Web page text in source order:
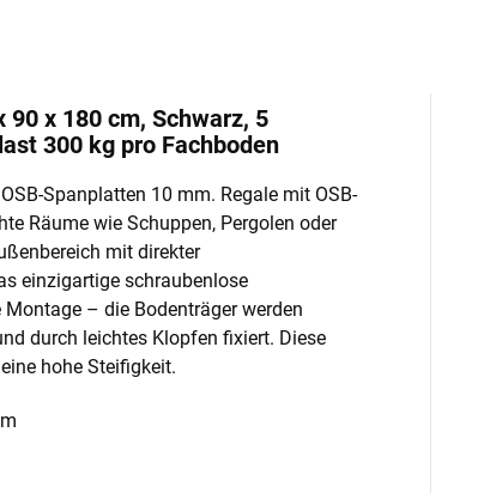
x 180 cm, Schwarz, 5
300 kg pro Fachboden
Spanplatten 10 mm. Regale mit OSB-
Räume wie Schuppen, Pergolen oder
mit direkter
einzigartige schraubenlose
– die Bodenträger werden
durch leichtes Klopfen fixiert. Diese
hohe Steifigkeit.